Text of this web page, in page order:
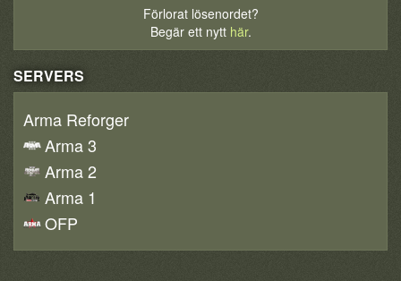
Förlorat lösenordet?
Begär ett nytt här.
SERVERS
Arma Reforger
Arma 3
Arma 2
Arma 1
OFP